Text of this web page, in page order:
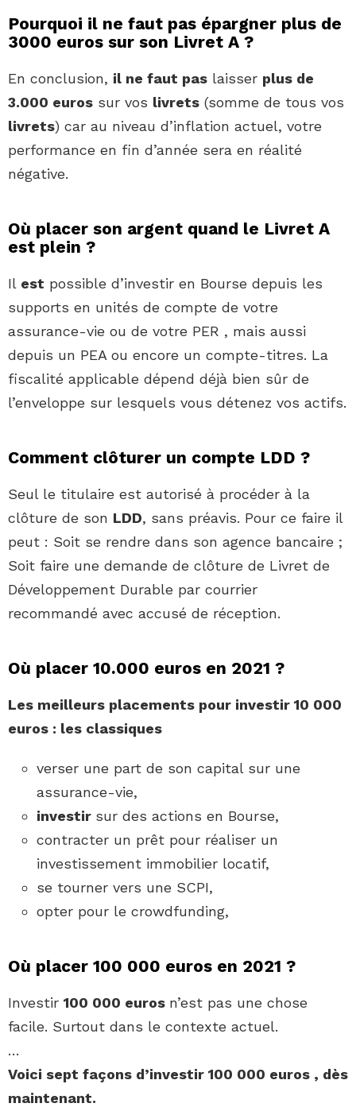
Pourquoi il ne faut pas épargner plus de
3000 euros sur son Livret A ?
En conclusion, il ne faut pas laisser plus de
3.000 euros sur vos livrets (somme de tous vos
livrets) car au niveau d’inflation actuel, votre
performance en fin d’année sera en réalité
négative.
Où placer son argent quand le Livret A
est plein ?
Il est possible d’investir en Bourse depuis les
supports en unités de compte de votre
assurance-vie ou de votre PER , mais aussi
depuis un PEA ou encore un compte-titres. La
fiscalité applicable dépend déjà bien sûr de
l’enveloppe sur lesquels vous détenez vos actifs.
Comment clôturer un compte LDD ?
Seul le titulaire est autorisé à procéder à la
clôture de son LDD, sans préavis. Pour ce faire il
peut : Soit se rendre dans son agence bancaire ;
Soit faire une demande de clôture de Livret de
Développement Durable par courrier
recommandé avec accusé de réception.
Où placer 10.000 euros en 2021 ?
Les meilleurs placements pour investir 10 000
euros : les classiques
verser une part de son capital sur une
assurance-vie,
investir sur des actions en Bourse,
contracter un prêt pour réaliser un
investissement immobilier locatif,
se tourner vers une SCPI,
opter pour le crowdfunding,
Où placer 100 000 euros en 2021 ?
Investir 100 000 euros n’est pas une chose
facile. Surtout dans le contexte actuel.
…
Voici sept façons d’investir 100 000 euros , dès
maintenant.